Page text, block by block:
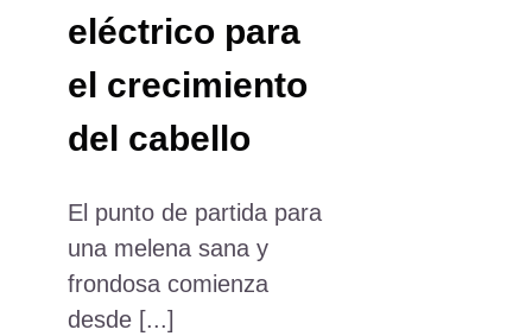
eléctrico para
el crecimiento
del cabello
El punto de partida para
una melena sana y
frondosa comienza
desde [...]